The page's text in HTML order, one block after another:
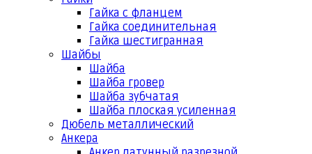
Гайка с фланцем
Гайка соединительная
Гайка шестигранная
Шайбы
Шайба
Шайба гровер
Шайба зубчатая
Шайба плоская усиленная
Дюбель металлический
Анкера